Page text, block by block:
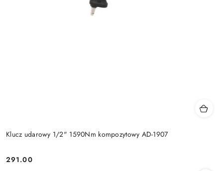
Klucz udarowy 1/2" 1590Nm kompozytowy AD-1907
Cena:
291.00